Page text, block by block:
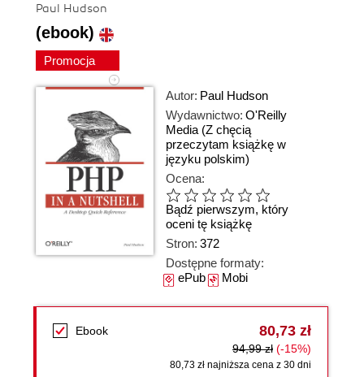
Paul Hudson
(ebook)
Promocja
Autor: Paul Hudson
Wydawnictwo: O'Reilly
Media (Z chęcią
przeczytam książkę w
języku polskim)
Ocena:
Bądź pierwszym, który
oceni tę książkę
Stron: 372
Dostępne formaty:
ePubMobi
Ebook 80,73 zł
94,99 zł (-15%)
80,73 zł najniższa cena z 30 dni